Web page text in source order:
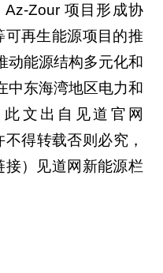
Zour 项目形成协
再生能源项目的推
动能源结构多元化和
中东海湾地区电力和
文出自见道官网
得转载否则必究，
）见道网新能源栏